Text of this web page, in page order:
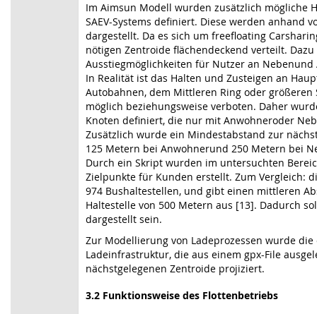
Im Aimsun Modell wurden zusätzlich mögliche
SAEV-Systems definiert. Diese werden anhand
dargestellt. Da es sich um freefloating
nötigen Zentroide flächendeckend verteilt.
Ausstiegmöglichkeiten für Nutzer an
In Realität ist das Halten und Zusteigen an
Autobahnen, dem Mittleren Ring oder
möglich beziehungsweise verboten. Daher
Knoten definiert, die nur mit Anwohneroder
Zusätzlich wurde ein Mindestabstand zur
125 Metern bei Anwohnerund 250 Metern bei
Durch ein Skript wurden im untersuchten
Zielpunkte für Kunden erstellt. Zum Vergleich:
974 Bushaltestellen, und gibt einen mittleren
Haltestelle von 500 Metern aus [13]. Dadurch
dargestellt sein.
Zur Modellierung von Ladeprozessen wurde
Ladeinfrastruktur, die aus einem gpx-File
nächstgelegenen Zentroide projiziert.
3.2 Funktionsweise des Flottenbetriebs